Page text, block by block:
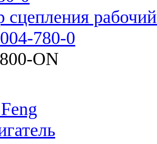
сцепления
780-0
ON